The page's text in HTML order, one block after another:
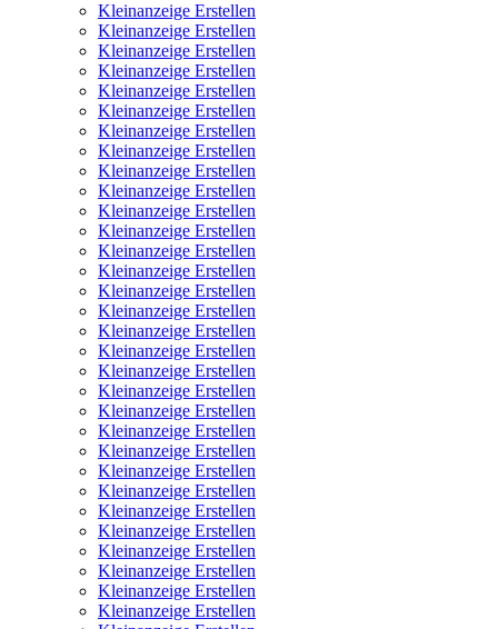
Kleinanzeige Erstellen
Kleinanzeige Erstellen
Kleinanzeige Erstellen
Kleinanzeige Erstellen
Kleinanzeige Erstellen
Kleinanzeige Erstellen
Kleinanzeige Erstellen
Kleinanzeige Erstellen
Kleinanzeige Erstellen
Kleinanzeige Erstellen
Kleinanzeige Erstellen
Kleinanzeige Erstellen
Kleinanzeige Erstellen
Kleinanzeige Erstellen
Kleinanzeige Erstellen
Kleinanzeige Erstellen
Kleinanzeige Erstellen
Kleinanzeige Erstellen
Kleinanzeige Erstellen
Kleinanzeige Erstellen
Kleinanzeige Erstellen
Kleinanzeige Erstellen
Kleinanzeige Erstellen
Kleinanzeige Erstellen
Kleinanzeige Erstellen
Kleinanzeige Erstellen
Kleinanzeige Erstellen
Kleinanzeige Erstellen
Kleinanzeige Erstellen
Kleinanzeige Erstellen
Kleinanzeige Erstellen